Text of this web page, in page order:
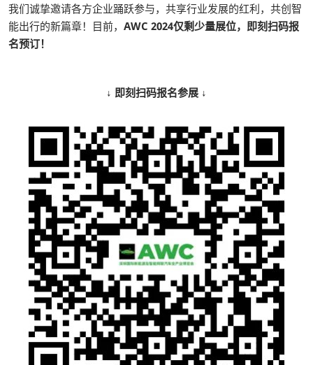
我们诚挚邀请各方企业踊跃参与，共享行业发展的红利，共创智
能出行的新篇章！目前， AWC 2024仅剩少量展位，即刻扫码报
名预订！
↓ 即刻扫码报名参展 ↓